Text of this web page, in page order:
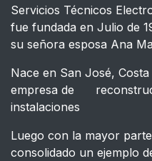
Servicios Técnicos
fue fundada en Julio de
su señora esposa Ana
Nace en San José,
empresa de
instalaciones
Luego con la mayor
consolidado un ejemplo